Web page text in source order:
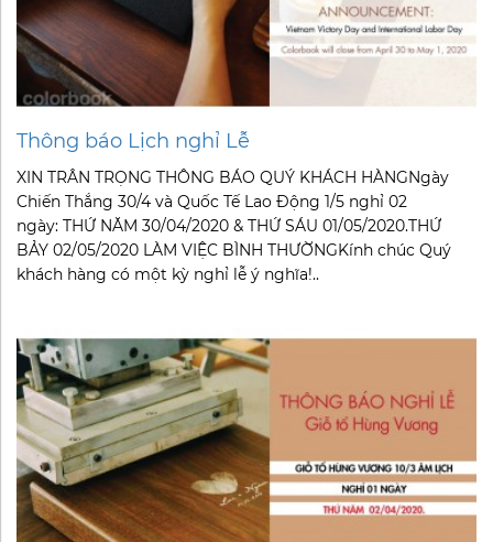
Thông báo Lịch nghỉ Lễ
XIN TRÂN TRỌNG THÔNG BÁO QUÝ KHÁCH HÀNGNgày
Chiến Thắng 30/4 và Quốc Tế Lao Động 1/5 nghỉ 02
ngày: THỨ NĂM 30/04/2020 & THỨ SÁU 01/05/2020.THỨ
BẢY 02/05/2020 LÀM VIỆC BÌNH THƯỜNGKính chúc Quý
khách hàng có một kỳ nghỉ lễ ý nghĩa!..